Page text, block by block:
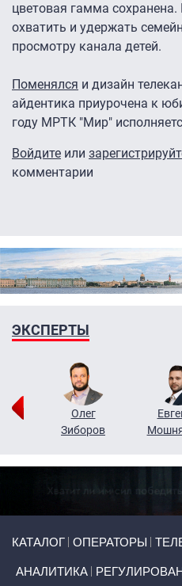
цветовая гамма
охватить и удержать
просмотру канала детей.
Поменялся и дизайн
айдентика приурочена к
году МРТК "Мир"
Войдите или
комментарии
ЭКСПЕРТЫ
Олег
Зиборов
КАТАЛОГ ОПЕРАТОРЫ
АНАЛИТИКА